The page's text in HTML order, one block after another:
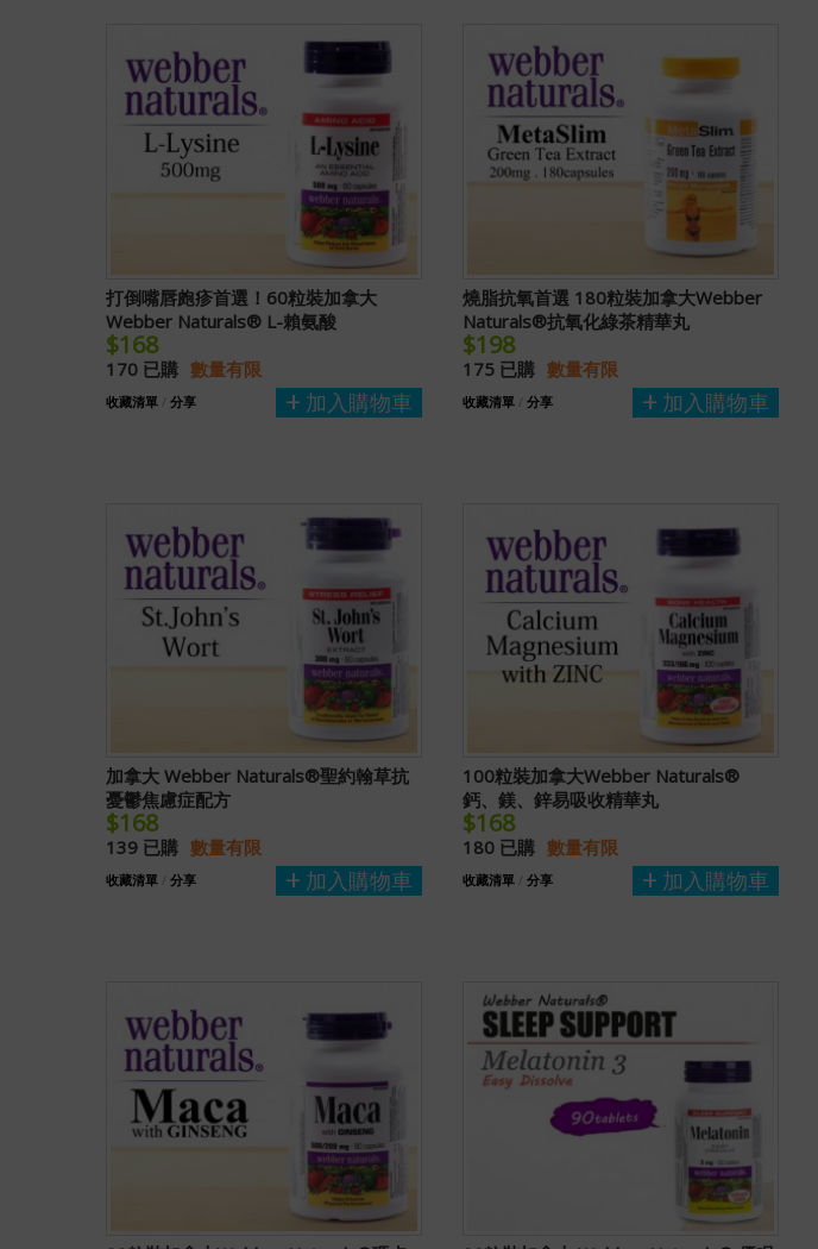
打倒嘴唇皰疹首選！60粒裝加拿大
Webber Naturals® L-賴氨酸
$168
170 已購 數量有限
加入購物車
收藏清單 / 分享
燒脂抗氧首選 180粒裝加拿大Webber
Naturals®抗氧化綠茶精華丸
$198
175 已購 數量有限
加入購物車
收藏清單 / 分享
加拿大 Webber Naturals®聖約翰草抗
憂鬱焦慮症配方
$168
139 已購 數量有限
加入購物車
收藏清單 / 分享
100粒裝加拿大Webber Naturals®
鈣、鎂、鋅易吸收精華丸
$168
180 已購 數量有限
加入購物車
收藏清單 / 分享